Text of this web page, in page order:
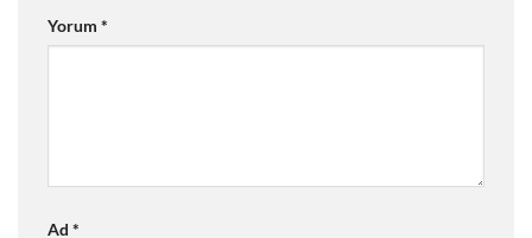
Yorum *
Ad *